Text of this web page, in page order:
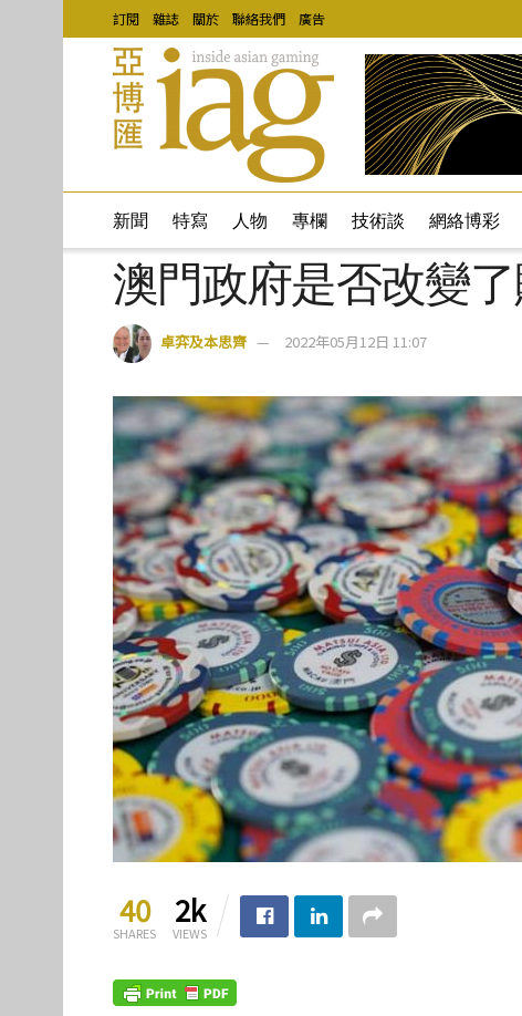
訂閱 雜誌 關於 聯絡我們 廣告
新聞 特寫 人物 專欄 技術談 網絡博彩
澳門政府是否改變
卓弈及本思齊 2022年05月12日 11:07
40
SHARES
2k
VIEWS